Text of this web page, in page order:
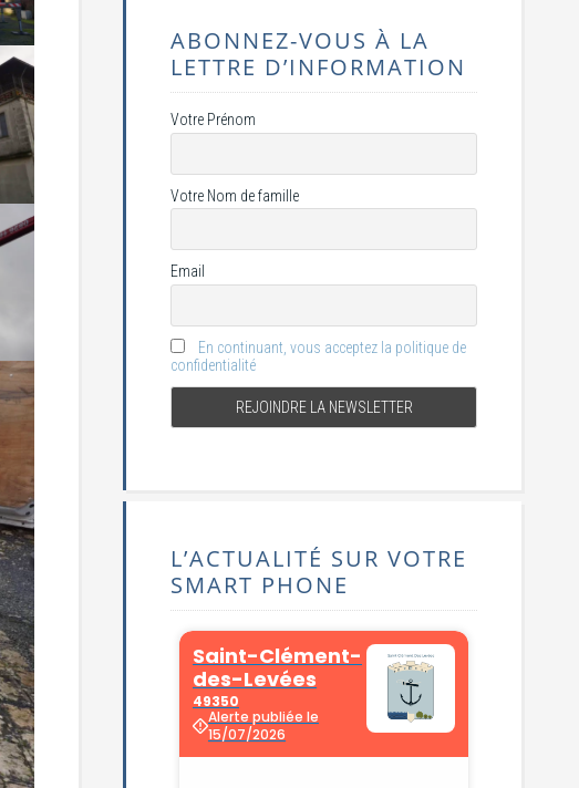
ABONNEZ-VOUS À LA
LETTRE D’INFORMATION
Votre Prénom
Votre Nom de famille
Email
En continuant, vous acceptez la politique de
confidentialité
L’ACTUALITÉ SUR VOTRE
SMART PHONE